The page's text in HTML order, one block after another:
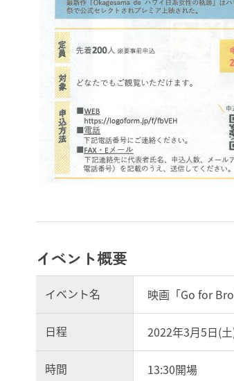
イベント概要
イベント名 映画「Go for
日程 2022年3月5日(
時間
13:30開場